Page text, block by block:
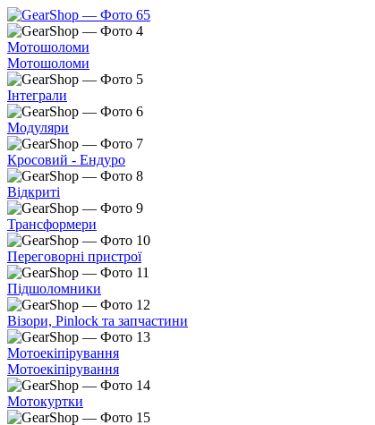
Мотошоломи
Мотошоломи
Інтеграли
Модуляри
Кросовий - Ендуро
Відкриті
Трансформери
Переговорні пристрої
Підшоломники
Візори, Pinlock та запчастини
Мотоекіпірування
Мотоекіпірування
Мотокуртки